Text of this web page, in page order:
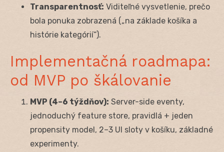
Transparentnosť: Viditeľné vysvetlenie, prečo
bola ponuka zobrazená („na základe košíka a
histórie kategórií“).
Implementačná roadmapa:
od MVP po škálovanie
MVP (4–6 týždňov): Server-side eventy,
jednoduchý feature store, pravidlá + jeden
propensity model, 2–3 UI sloty v košíku, základné
experimenty.